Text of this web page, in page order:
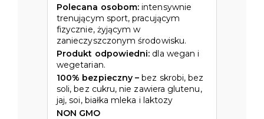
Polecana osobom: intensywnie
trenującym sport, pracującym
fizycznie, żyjącym w
zanieczyszczonym środowisku.
Produkt odpowiedni: dla wegan i
wegetarian.
100% bezpieczny – bez skrobi, bez
soli, bez cukru, nie zawiera glutenu,
jaj, soi, białka mleka i laktozy
NON GMO